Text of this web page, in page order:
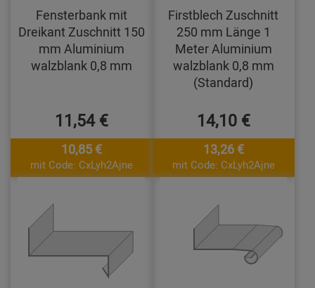
Fensterbank mit
Dreikant Zuschnitt 150
mm Aluminium
walzblank 0,8 mm
11,54 €
10,85 €
mit Code: CxLyh2Ajne
Firstblech Zuschnitt
250 mm Länge 1
Meter Aluminium
walzblank 0,8 mm
(Standard)
14,10 €
13,26 €
mit Code: CxLyh2Ajne